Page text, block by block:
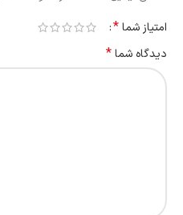
امتیاز شما*
دیدگاه شما*